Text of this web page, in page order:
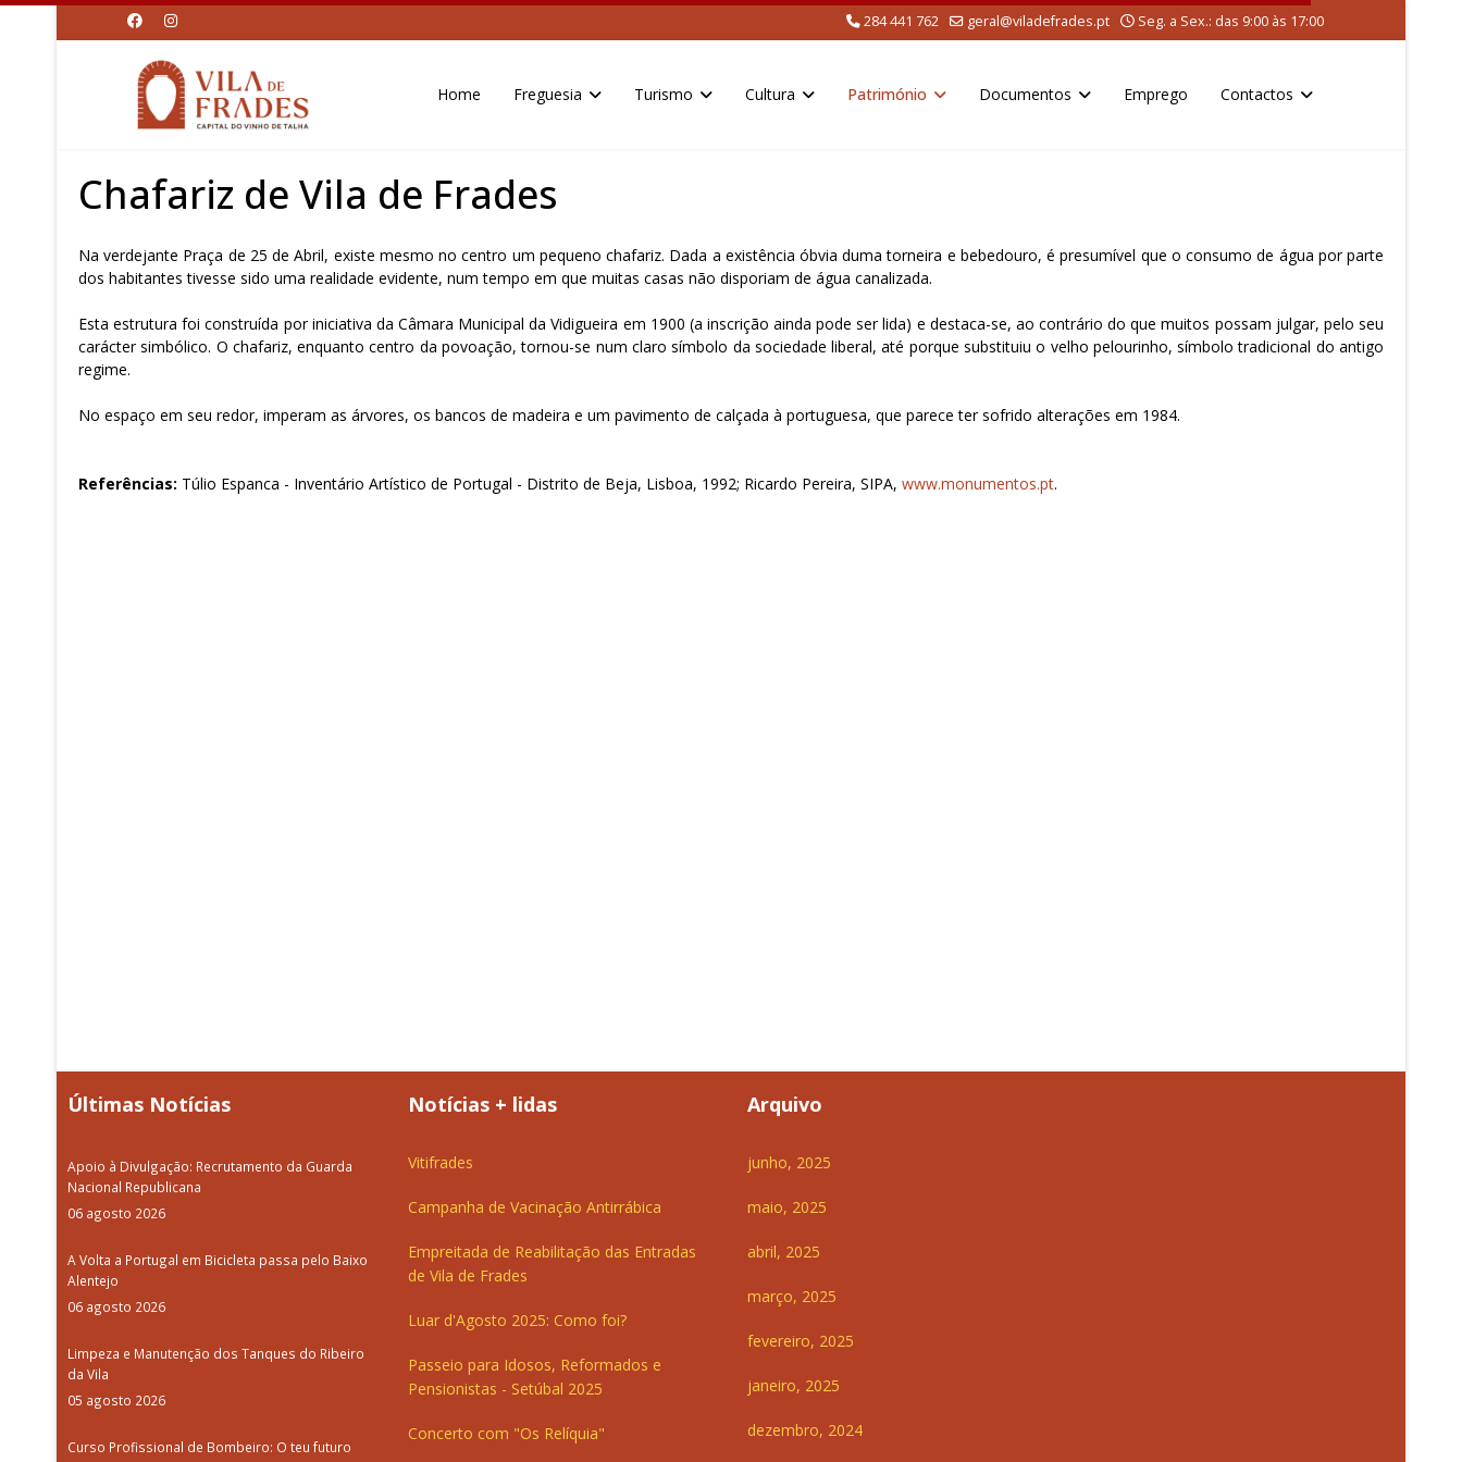
284 441 762 geral@viladefrades.pt Seg. a Sex.: das 9:00 às 17:00
Home Freguesia Turismo Cultura Património Documentos Emprego Contactos
Chafariz de Vila de Frades
Na verdejante Praça de 25 de Abril, existe mesmo no centro um pequeno chafariz. Dada a existência óbvia duma torneira e bebedouro, é presumível que o consumo de água por parte
dos habitantes tivesse sido uma realidade evidente, num tempo em que muitas casas não disporiam de água canalizada.
Esta estrutura foi construída por iniciativa da Câmara Municipal da Vidigueira em 1900 (a inscrição ainda pode ser lida) e destaca-se, ao contrário do que muitos possam julgar, pelo seu
carácter simbólico. O chafariz, enquanto centro da povoação, tornou-se num claro símbolo da sociedade liberal, até porque substituiu o velho pelourinho, símbolo tradicional do antigo
regime.
No espaço em seu redor, imperam as árvores, os bancos de madeira e um pavimento de calçada à portuguesa, que parece ter sofrido alterações em 1984.
Referências: Túlio Espanca - Inventário Artístico de Portugal - Distrito de Beja, Lisboa, 1992; Ricardo Pereira, SIPA, www.monumentos.pt.
Últimas Notícias
Apoio à Divulgação: Recrutamento da Guarda
Nacional Republicana
06 agosto 2026
A Volta a Portugal em Bicicleta passa pelo Baixo
Alentejo
06 agosto 2026
Limpeza e Manutenção dos Tanques do Ribeiro
da Vila
05 agosto 2026
Curso Profissional de Bombeiro: O teu futuro
Notícias + lidas
Vitifrades
Campanha de Vacinação Antirrábica
Empreitada de Reabilitação das Entradas
de Vila de Frades
Luar d'Agosto 2025: Como foi?
Passeio para Idosos, Reformados e
Pensionistas - Setúbal 2025
Concerto com "Os Relíquia"
Arquivo
junho, 2025
maio, 2025
abril, 2025
março, 2025
fevereiro, 2025
janeiro, 2025
dezembro, 2024